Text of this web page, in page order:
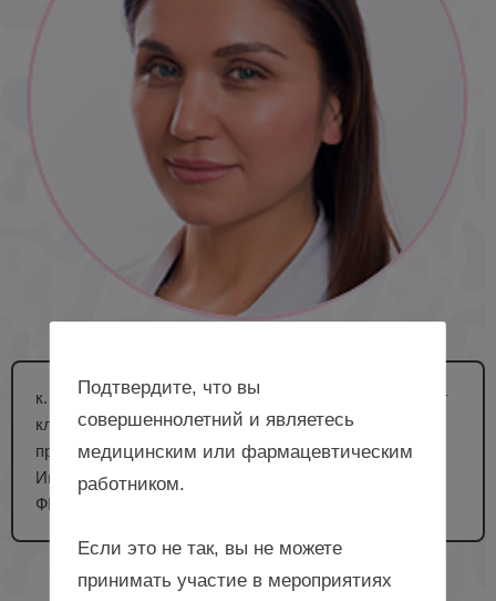
к. м. н., заведующая отделением ЭКО, репродуктолог
клиники «Скандинавия» (АО «АВА-Казань»),
преподаватель кафедры акушерства и гинекологии
Института фундаментальной медицины и биологии
ФГАОУ ВО КФУ, г. Казань
Подтвердите, что вы
совершеннолетний и являетесь
медицинским или фармацевтическим
работником.
Если это не так, вы не можете
принимать участие в мероприятиях